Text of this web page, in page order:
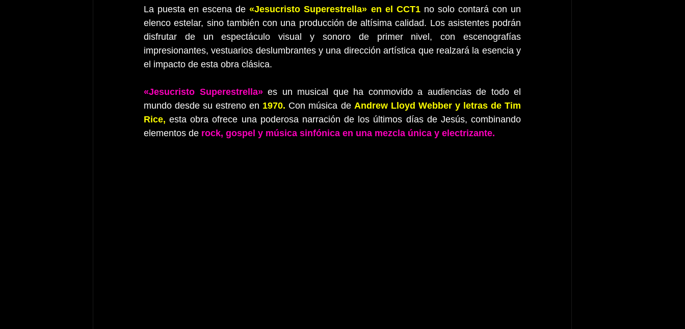
La puesta en escena de «Jesucristo Superestrella» en el CCT1 no solo contará con un
elenco estelar, sino también con una producción de altísima calidad. Los asistentes podrán
disfrutar de un espectáculo visual y sonoro de primer nivel, con escenografías
impresionantes, vestuarios deslumbrantes y una dirección artística que realzará la esencia y
el impacto de esta obra clásica.
«Jesucristo Superestrella» es un musical que ha conmovido a audiencias de todo el
mundo desde su estreno en 1970. Con música de Andrew Lloyd Webber y letras de Tim
Rice, esta obra ofrece una poderosa narración de los últimos días de Jesús, combinando
elementos de rock, gospel y música sinfónica en una mezcla única y electrizante.